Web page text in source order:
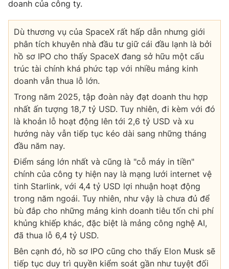
doanh của công ty.
Dù thương vụ của SpaceX rất hấp dẫn nhưng giới
phân tích khuyên nhà đầu tư giữ cái đầu lạnh là bởi
hồ sơ IPO cho thấy SpaceX đang sở hữu một cấu
trúc tài chính khá phức tạp với nhiều mảng kinh
doanh vẫn thua lỗ lớn.
Trong năm 2025, tập đoàn này đạt doanh thu hợp
nhất ấn tượng 18,7 tỷ USD. Tuy nhiên, đi kèm với đó
là khoản lỗ hoạt động lên tới 2,6 tỷ USD và xu
hướng này vẫn tiếp tục kéo dài sang những tháng
đầu năm nay.
Điểm sáng lớn nhất và cũng là "cỗ máy in tiền"
chính của công ty hiện nay là mạng lưới internet vệ
tinh Starlink, với 4,4 tỷ USD lợi nhuận hoạt động
trong năm ngoái. Tuy nhiên, như vậy là chưa đủ để
bù đắp cho những mảng kinh doanh tiêu tốn chi phí
khủng khiếp khác, đặc biệt là mảng công nghệ AI,
đã thua lỗ 6,4 tỷ USD.
Bên cạnh đó, hồ sơ IPO cũng cho thấy Elon Musk sẽ
tiếp tục duy trì quyền kiểm soát gần như tuyệt đối